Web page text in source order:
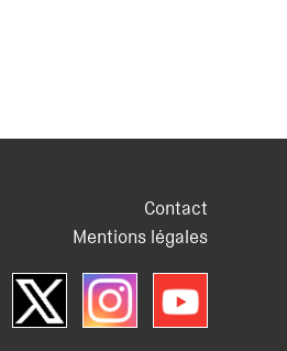
Contact
Mentions légales